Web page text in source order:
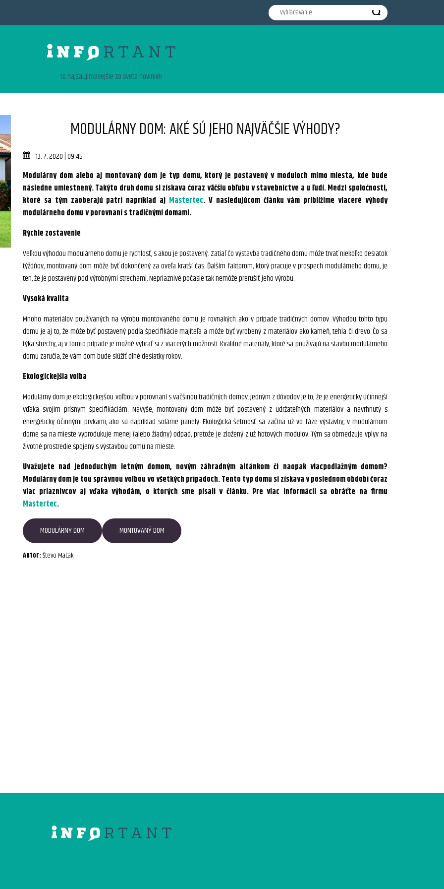
To najzaujimavejšie zo sveta noviniek
MODULÁRNY DOM: AKÉ SÚ JEHO NAJVÄČŠIE VÝHODY?
13. 7. 2020 | 09:45
Modulárny dom alebo aj montovaný dom je typ domu, ktorý je postavený v moduloch mimo miesta, kde bude
následne umiestnený. Takýto druh domu si získava čoraz väčšiu obľubu v stavebníctve a u ľudí. Medzi spoločnosti,
ktoré sa tým zaoberajú patrí napríklad aj Mastertec. V nasledujúcom článku vám priblížime viaceré výhody
modulárneho domu v porovnaní s tradičnými domami.
Rýchle zostavenie
Veľkou výhodou modulárneho domu je rýchlosť, s akou je postavený. Zatiaľ čo výstavba tradičného domu môže trvať niekoľko desiatok
týždňov, montovaný dom môže byť dokončený za oveľa kratší čas. Ďalším faktorom, ktorý pracuje v prospech modulárneho domu, je
ten, že je postavený pod výrobnými strechami. Nepriaznivé počasie tak nemôže prerušiť jeho výrobu.
Vysoká kvalita
Mnoho materiálov používaných na výrobu montovaného domu je rovnakých ako v prípade tradičných domov. Výhodou tohto typu
domu je aj to, že môže byť postavený podľa špecifikácie majiteľa a môže byť vyrobený z materiálov ako kameň, tehla či drevo. Čo sa
týka strechy, aj v tomto prípade je možné vybrať si z viacerých možností. Kvalitné materiály, ktoré sa používajú na stavbu modulárneho
domu zaručia, že vám dom bude slúžiť dlhé desiatky rokov.
Ekologickejšia voľba
Modulárny dom je ekologickejšou voľbou v porovnaní s väčšinou tradičných domov. Jedným z dôvodov je to, že je energeticky účinnejší
vďaka svojim prísnym špecifikáciám. Navyše, montovaný dom môže byť postavený z udržateľných materiálov a navrhnutý s
energeticky účinnými prvkami, ako sú napríklad solárne panely. Ekologická šetrnosť sa začína už vo fáze výstavby, v modulárnom
dome sa na mieste vyprodukuje menej (alebo žiadny) odpad, pretože je zložený z už hotových modulov. Tým sa obmedzuje vplyv na
životné prostredie spojený s výstavbou domu na mieste.
Uvažujete nad jednoduchým letným domom, novým záhradným altánkom či naopak viacpodlažným domom?
Modulárny dom je tou správnou voľbou vo všetkých prípadoch. Tento typ domu si získava v poslednom období čoraz
viac priaznivcov aj vďaka výhodám, o ktorých sme písali v článku. Pre viac informácii sa obráťte na firmu
Mastertec.
MODULÁRNY DOM MONTOVANÝ DOM
Autor:Števo Mačák